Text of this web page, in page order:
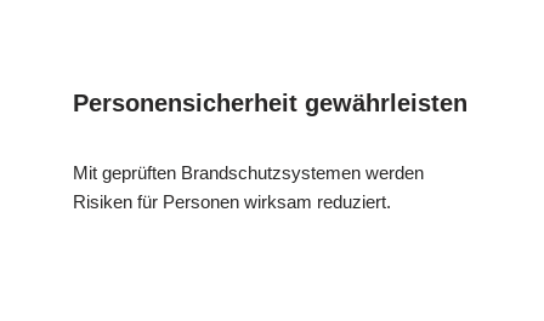
Personensicherheit gewährleisten
Mit geprüften Brandschutzsystemen werden
Risiken für Personen wirksam reduziert.